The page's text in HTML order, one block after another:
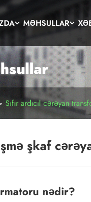
MƏHSULLAR
Sıfır ardıcıl cərəyan
şkaf
nədir?